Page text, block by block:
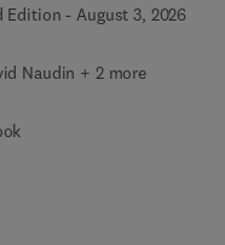
Edition - August 3, 2026
Naudin + 2 more